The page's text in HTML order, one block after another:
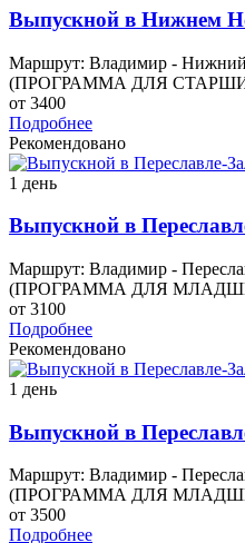
Выпускной в Нижнем
Маршрут: Владимир -
(ПРОГРАММА ДЛЯ
от 3400
Подробнее
Рекомендовано
1 день
Выпускной в
Маршрут: Владимир -
(ПРОГРАММА ДЛЯ
от 3100
Подробнее
Рекомендовано
1 день
Выпускной в
Маршрут: Владимир -
(ПРОГРАММА ДЛЯ
от 3500
Подробнее